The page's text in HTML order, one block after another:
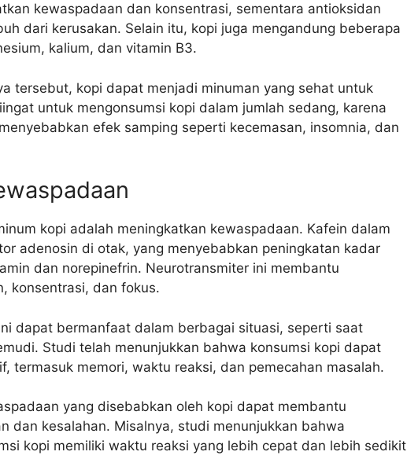
kewaspadaan dan konsentrasi, sementara antioksidan
dari kerusakan. Selain itu, kopi juga mengandung beberapa
kalium, dan vitamin B3.
tersebut, kopi dapat menjadi minuman yang sehat untuk
untuk mengonsumsi kopi dalam jumlah sedang, karena
efek samping seperti kecemasan, insomnia, dan
kopi adalah meningkatkan kewaspadaan. Kafein dalam
adenosin di otak, yang menyebabkan peningkatan kadar
dan norepinefrin. Neurotransmiter ini membantu
konsentrasi, dan fokus.
dapat bermanfaat dalam berbagai situasi, seperti saat
Studi telah menunjukkan bahwa konsumsi kopi dapat
termasuk memori, waktu reaksi, dan pemecahan masalah.
yang disebabkan oleh kopi dapat membantu
dan kesalahan. Misalnya, studi menunjukkan bahwa
kopi memiliki waktu reaksi yang lebih cepat dan lebih sedikit